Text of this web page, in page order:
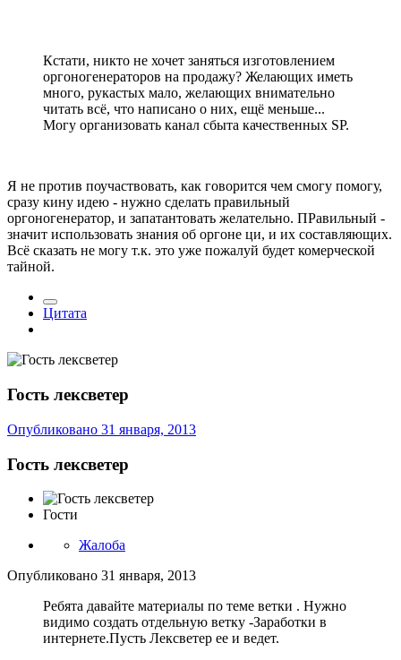
Кстати, никто не хочет заняться изготовлением
оргоногенераторов на продажу? Желающих иметь
много, рукастых мало, желающих внимательно
читать всё, что написано о них, ещё меньше...
Могу организовать канал сбыта качественных SP.
Я не против поучаствовать, как говорится чем смогу помогу,
сразу кину идею - нужно сделать правильный
оргоногенератор, и запатантовать желательно. ПРавильный -
значит использовать знания об оргоне ци, и их составляющих.
Всё сказать не могу т.к. это уже пожалуй будет комерческой
тайной.
Цитата
Гость лексветер
Опубликовано 31 января, 2013
Гость лексветер
Гости
Жалоба
Опубликовано 31 января, 2013
Ребята давайте материалы по теме ветки . Нужно
видимо создать отдельную ветку -Заработки в
интернете.Пусть Лексветер ее и ведет.